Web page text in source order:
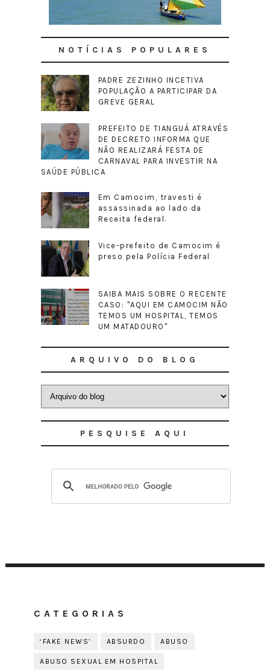
NOTÍCIAS POPULARES
PADRE ZEZINHO INCETIVA
POPULAÇÃO A PARTICIPAR DA
GREVE GERAL
PREFEITO DE TIANGUÁ ATRAVÉS
DE DECRETO INFORMA QUE
NÃO REALIZARÁ FESTA DE
CARNAVAL PARA INVESTIR NA
SAÚDE PÚBLICA
Em Camocim, travesti é
assassinada ao lado da
Receita federal.
Vice-prefeito de Camocim é
preso pela Polícia Federal
SAIBA MAIS SOBRE O RECENTE
CASO: "AQUI EM CAMOCIM NÃO
TEMOS UM HOSPITAL, TEMOS
UM MATADOURO"
ARQUIVO DO BLOG
PESQUISE AQUI
CATEGORIAS
‘FAKE NEWS’ ABSURDO ABUSO
ABUSO SEXUAL EM HOSPITAL